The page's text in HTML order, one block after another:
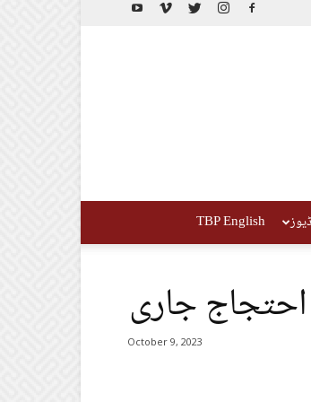
TBP English
جاری
October 9, 2023